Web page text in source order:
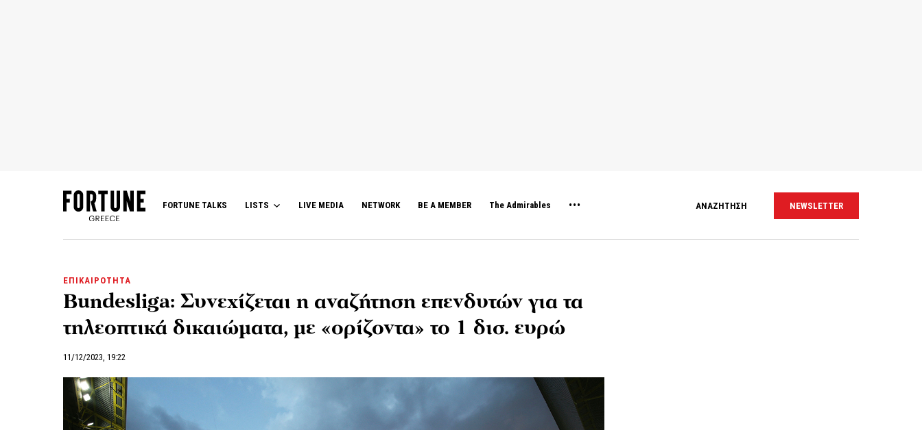
FORTUNE TALKS LISTS LIVE MEDIA NETWORK BE A MEMBER The Admirables ΑΝΑΖΗΤΗΣΗ NEWSLETTER
ΕΠΙΚΑΙΡΟΤΗΤΑ
Bundesliga: Συνεχίζεται η αναζήτηση επενδυτών για τα
τηλεοπτικά δικαιώματα, με «ορίζοντα» το 1 δισ. ευρώ
11/12/2023, 19:22